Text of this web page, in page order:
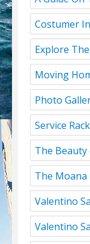
Costumer
Explore
Moving
Photo
Service
The
The Moana
Valentino
Valentino